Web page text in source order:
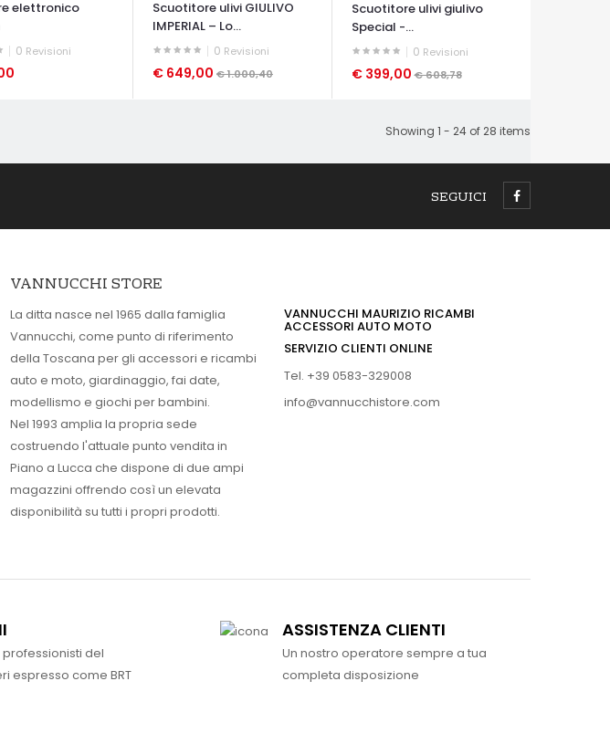
elettronico
0 Revisioni
Scuotitore ulivi GIULIVO
IMPERIAL – Lo...
0 Revisioni
€ 649,00 € 1.000,40
Scuotitore ulivi giulivo
Special -...
0 Revisioni
€ 399,00€ 608,78
Showing 1 - 24 of 28 items
SEGUICI
VANNUCCHI STORE
La ditta nasce nel 1965 dalla famiglia
Vannucchi, come punto di riferimento
della Toscana per gli accessori e ricambi
auto e moto, giardinaggio, fai date,
modellismo e giochi per bambini.
Nel 1993 amplia la propria sede
costruendo l'attuale punto vendita in
Piano a Lucca che dispone di due ampi
magazzini offrendo così un elevata
disponibilità su tutti i propri prodotti.
VANNUCCHI MAURIZIO RICAMBI
ACCESSORI AUTO MOTO
SERVIZIO CLIENTI ONLINE
Tel. +39 0583-329008
info@vannucchistore.com
del
espresso come BRT
ASSISTENZA CLIENTI
Un nostro operatore sempre a tua
completa disposizione